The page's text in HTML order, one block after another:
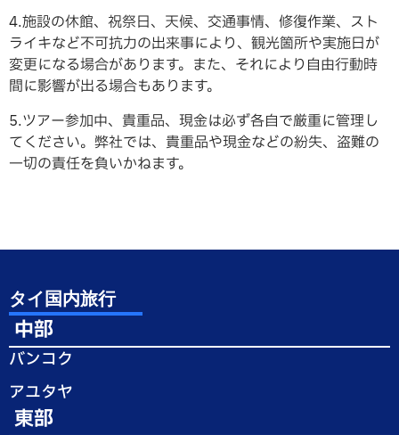
4.施設の休館、祝祭日、天候、交通事情、修復作業、スト
ライキなど不可抗力の出来事により、観光箇所や実施日が
変更になる場合があります。また、それにより自由行動時
間に影響が出る場合もあります。
5.ツアー参加中、貴重品、現金は必ず各自で厳重に管理し
てください。弊社では、貴重品や現金などの紛失、盗難の
一切の責任を負いかねます。
タイ国内旅行
中部
バンコク
アユタヤ
東部